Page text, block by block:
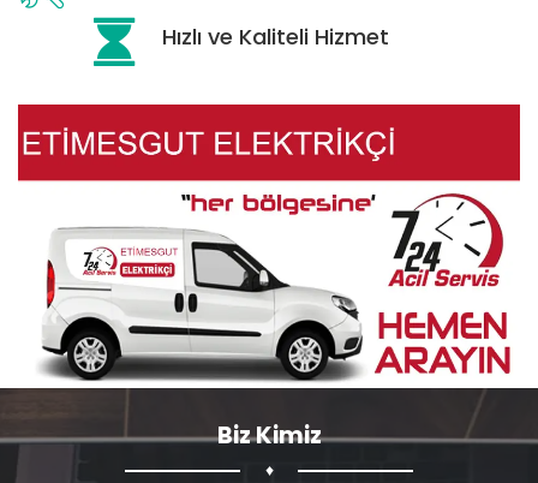
Hızlı ve Kaliteli Hizmet
Biz Kimiz
♦